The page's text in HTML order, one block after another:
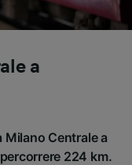
a
Milano Centrale a
224 km.